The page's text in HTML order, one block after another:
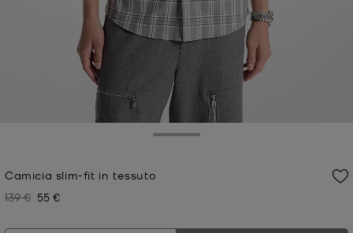
Camicia slim-fit in tessuto
Prezzo iniziale
139 € Prezzo attuale
55 €